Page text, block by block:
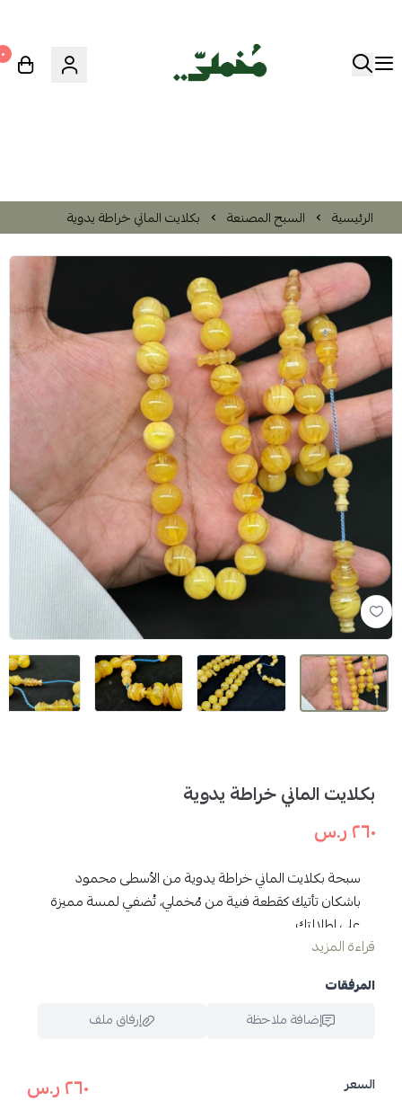
٠
الرئيسية السبح المصنعة بكلايت الماني خراطة يدوية
بكلايت الماني خراطة يدوية
٢٦٠ ر.س
سبحة بكلايت الماني خراطة يدوية من الأسطى محمود
باشكان تأتيك كقطعة فنية من مُخملي، تُضفي لمسة مميزة
على إطلالتك.
مميزات سبحة البكلايت من مخملي :
تصميم مريح وأنيق.
مزينة بتمليكة مخروطة يدويا بخيط حريري قوي جداً.
قراءة المزيد
المرفقات
إضافة ملاحظة
إرفاق ملف
السعر ٢٦٠ ر.س